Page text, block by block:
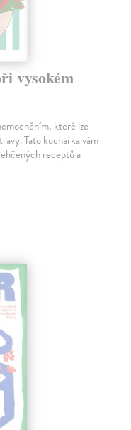
vysokém
které lze
Tato kuchařka vám
receptů a